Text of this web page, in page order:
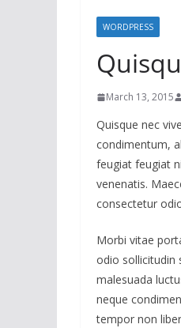
WORDPRESS
March 13, 2015
Quisque nec
condimentum,
feugiat feugiat
venenatis.
consectetur
Morbi vitae
odio sollicitudin
malesuada
neque
tempor non